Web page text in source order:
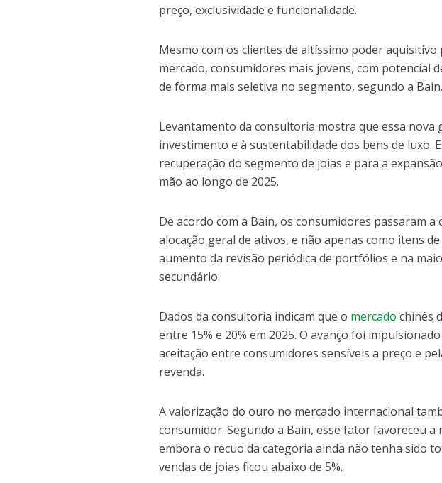
preço, exclusividade e funcionalidade.
Mesmo com os clientes de altíssimo poder
mercado, consumidores mais jovens, com potencial
de forma mais seletiva no segmento, segundo a Bain.
Levantamento da consultoria mostra que essa
investimento e à sustentabilidade dos bens de luxo.
recuperação do segmento de joias e para a
mão ao longo de 2025.
De acordo com a Bain, os consumidores passaram
alocação geral de ativos, e não apenas como itens
aumento da revisão periódica de portfólios e na
secundário.
Dados da consultoria indicam que o mercado chinês
entre 15% e 20% em 2025. O avanço foi
aceitação entre consumidores sensíveis a preço e
revenda.
A valorização do ouro no mercado internacional
consumidor. Segundo a Bain, esse fator favoreceu
embora o recuo da categoria ainda não tenha sido
vendas de joias ficou abaixo de 5%.